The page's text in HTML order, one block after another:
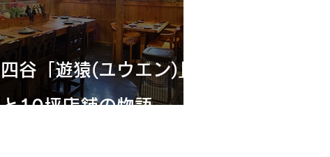
四谷「遊猿(ユウエン)」
と10坪店舗の物語